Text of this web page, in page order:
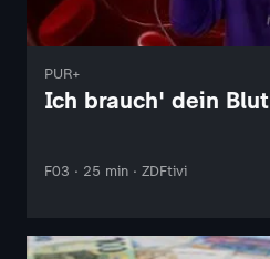
PUR+
Ich brauch' dein Blut
F03 · 25 min · ZDFtivi